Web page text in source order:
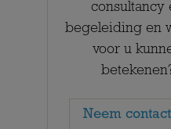
consultancy
begeleiding en
voor u
Neem